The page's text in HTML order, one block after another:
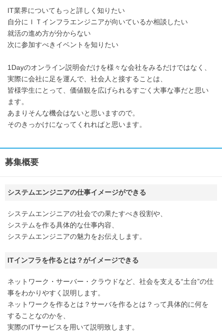
IT業界についてもっと詳しく知りたい
自分にＩＴインフラエンジニアが向いているか相談したい
就活の進め方が分からない
次に参加すべきイベントを知りたい
1Dayのオンライン説明会だけを様々な会社をみるだけではなく、
実際に会社に足を運んで、社会人と接することは、
皆様学生にとって、価値観を広げられるすごく大事な事だと思い
ます。
あまりそんな機会はないと思いますので。
そのきっかけになってくれればと思います。
募集概要
システムエンジニアの仕事イメージができる
システムエンジニアの社会での果たすべき役割や、
システムを作る具体的な仕事内容、
システムエンジニアの魅力をお伝えします。
ITインフラを作るとは？がイメージできる
ネットワーク・サーバー・クラウドなど、社会を支える“土台”の仕
事をわかりやすく説明します。
ネットワークを作るとは？サーバを作るとは？って具体的に何を
することなのかを、
実際のITサービスを用いて説明致します。